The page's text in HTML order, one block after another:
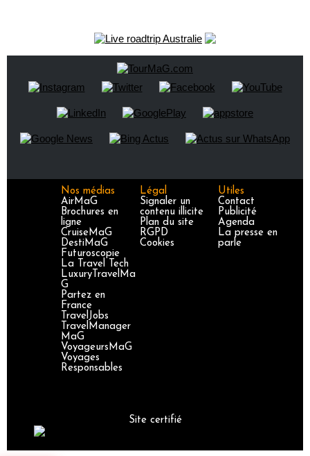
Nos médias
AirMaG
Brochures en
ligne
CruiseMaG
DestiMaG
Futuroscopie
La Travel Tech
LuxuryTravelMa
G
Partez en
France
TravelJobs
TravelManager
MaG
VoyageursMaG
Voyages
Responsables
Légal
Signaler un
contenu illicite
Plan du site
RGPD
Cookies
Utiles
Contact
Publicité
Agenda
La presse en
parle
Site certifié